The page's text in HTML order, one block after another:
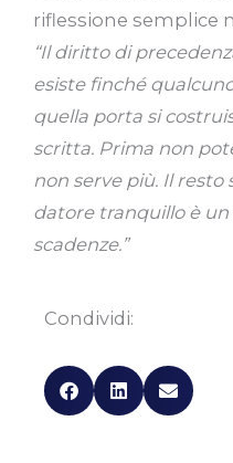
riflessione semplice
“Il diritto di
esiste finché
quella porta si
scritta. Prima non
non serve più. Il
datore tranquillo è
scadenze.”
Condividi: